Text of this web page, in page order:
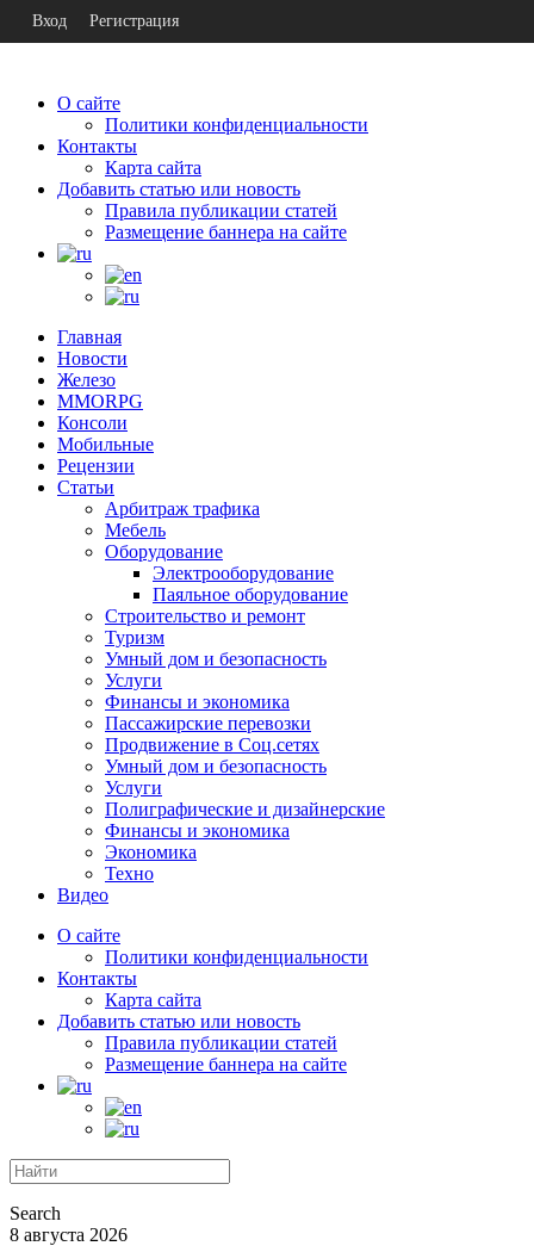
О сайте
Политики конфиденциальности
Контакты
Карта сайта
Добавить статью или новость
Правила публикации статей
Размещение баннера на сайте
Главная
Новости
Железо
MMORPG
Консоли
Мобильные
Рецензии
Статьи
Арбитраж трафика
Мебель
Оборудование
Электрооборудование
Паяльное оборудование
Строительство и ремонт
Туризм
Умный дом и безопасность
Услуги
Финансы и экономика
Пассажирские перевозки
Продвижение в Соц.сетях
Умный дом и безопасность
Услуги
Полиграфические и дизайнерские
Финансы и экономика
Экономика
Техно
Видео
О сайте
Политики конфиденциальности
Контакты
Карта сайта
Добавить статью или новость
Правила публикации статей
Размещение баннера на сайте
Search
8 августа 2026
Вход Регистрация